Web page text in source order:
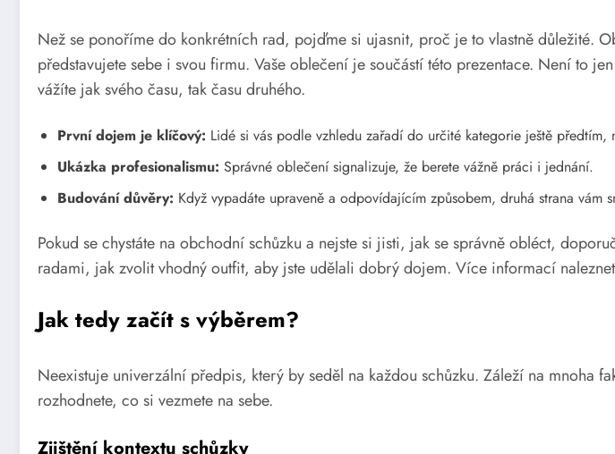
Než se ponoříme do konkrétních rad, pojďme si ujasnit, proč je to vlastně důležité.
představujete sebe i svou firmu. Vaše oblečení je součástí této prezentace. Není to
vážíte jak svého času, tak času druhého.
První dojem je klíčový: Lidé si vás podle vzhledu zařadí do určité kategorie ještě předtím,
Ukázka profesionalismu: Správné oblečení signalizuje, že berete vážně práci i jednání.
Budování důvěry: Když vypadáte upraveně a odpovídajícím způsobem, druhá strana vám
Pokud se chystáte na obchodní schůzku a nejste si jisti, jak se správně obléct,
radami, jak zvolit vhodný outfit, aby jste udělali dobrý dojem. Více informací
Jak tedy začít s výběrem?
Neexistuje univerzální předpis, který by seděl na každou schůzku. Záleží na
rozhodnete, co si vezmete na sebe.
Zjištění kontextu schůzky